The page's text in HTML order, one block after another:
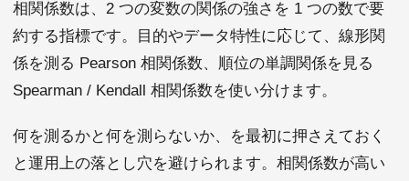
相関係数は、2 つの変数の関係の強さを 1 つの数で要
約する指標です。目的やデータ特性に応じて、線形関
係を測る Pearson 相関係数、順位の単調関係を見る
Spearman / Kendall 相関係数を使い分けます。
何を測るかと何を測らないか、を最初に押さえておく
と運用上の落とし穴を避けられます。相関係数が高い